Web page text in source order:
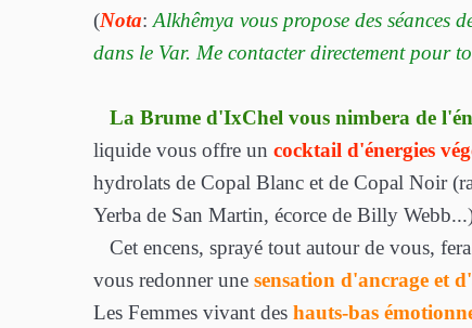
(Nota: Alkhêmya vous propose des séances
dans le Var. Me contacter directement pour
La Brume d'IxChel vous nimbera de
liquide vous offre un cocktail d'énergies
hydrolats de Copal Blanc et de Copal Noir
Yerba de San Martin, écorce de Billy
Cet encens, sprayé tout autour de vous,
vous redonner une sensation d'ancrage et
Les Femmes vivant des hauts-bas